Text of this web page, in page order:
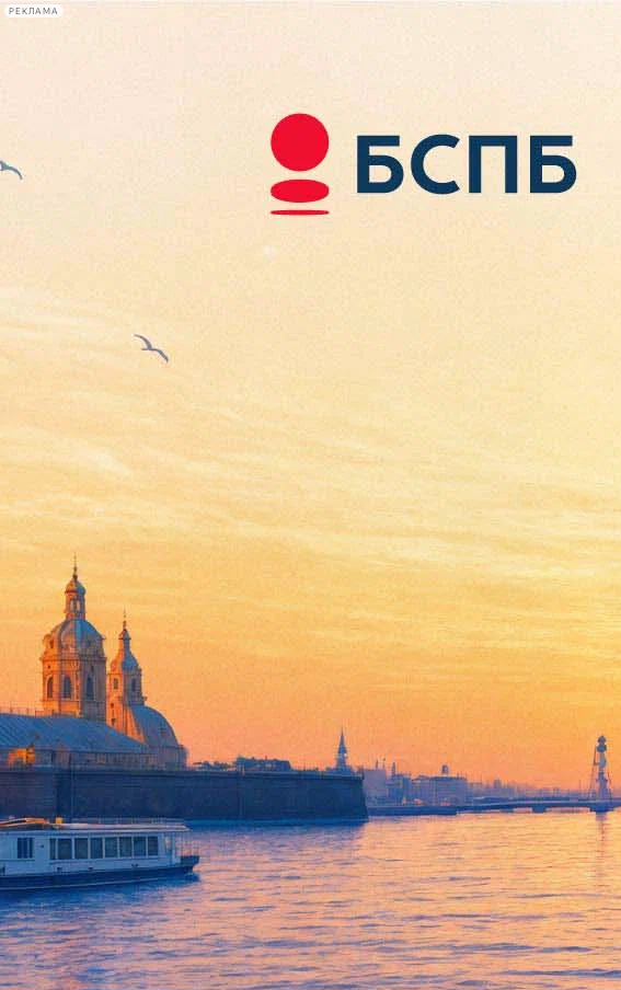
РЕКЛАМА
лекции
книги
Культурный уик-энд: празднуем
10 апреля 2015,20:51 Версия для печати